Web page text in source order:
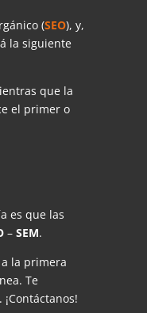
(SEO), y,
la siguiente
que la
el primer o
es que las
– SEM.
la primera
Te